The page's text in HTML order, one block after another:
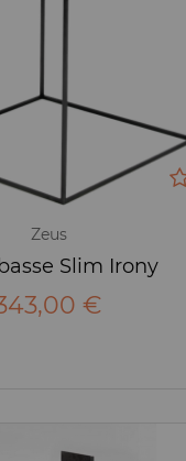
Zeus
Slim Irony
€